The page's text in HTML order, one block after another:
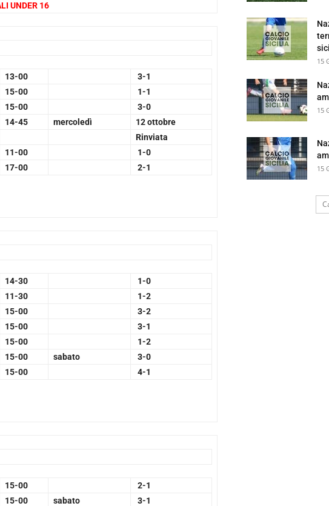
UNDER 16
13-00
3-1
15-00
1-1
15-00
3-0
14-45 mercoledì
12 ottobre
Rinviata
11-00
1-0
17-00 2-1
14-30
1-0
11-30
1-2
15-00
3-2
15-00
3-1
15-00
1-2
15-00 sabato
3-0
15-00 4-1
15-00
2-1
15-00 sabato
3-1
15
15
15